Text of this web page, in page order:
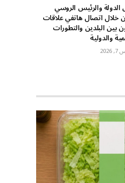
والرئيس الروسي
خلال اتصال هاتفي علاقات
بين البلدين والتطورات
والدولية